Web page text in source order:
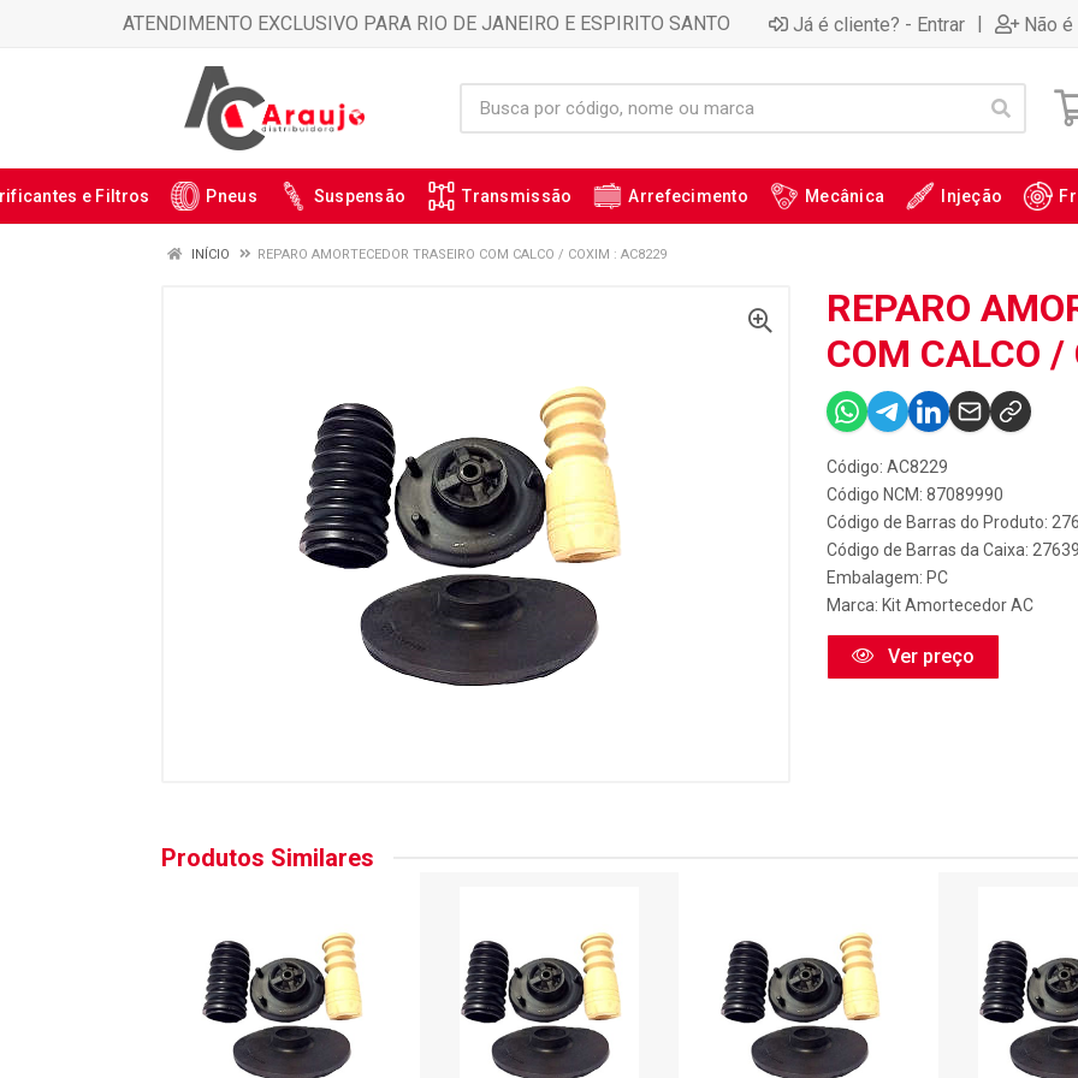
ATENDIMENTO EXCLUSIVO PARA RIO DE JANEIRO E ESPIRITO SANTO Já é cliente? - Entrar | Não
e Filtros Pneus Suspensão Transmissão Arrefecimento Mecânica Injeção
INÍCIO REPARO AMORTECEDOR TRASEIRO COM CALCO / COXIM : AC8229
REPARO
COM CALCO
Código: AC8229
Código NCM: 87089990
Código de Barras do Produto:
Código de Barras da Caixa:
Embalagem: PC
Marca: Kit Amortecedor AC
Ver preço
Produtos Similares